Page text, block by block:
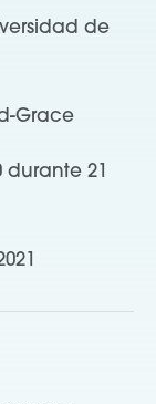
de
Grace
durante 21